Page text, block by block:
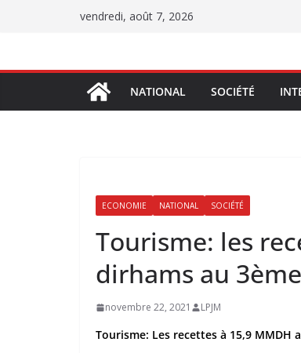
vendredi, août 7, 2026
NATIONAL SOCIÉTÉ
ECONOMIE NATIONAL SOCIÉTÉ
Tourisme: les
dirhams au
novembre 22, 2021 LPJM
Tourisme: Les recettes à 15,9 MMDH